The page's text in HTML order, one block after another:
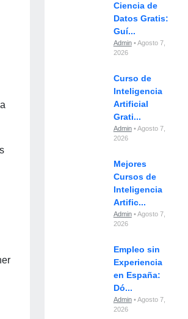
Ciencia de
Datos Gratis:
Guí...
Admin• Agosto 7,
2026
Curso de
Inteligencia
Artificial
Grati...
Admin• Agosto 7,
2026
Mejores
Cursos de
Inteligencia
Artific...
Admin• Agosto 7,
2026
Empleo sin
Experiencia
en España:
Dó...
Admin• Agosto 7,
2026